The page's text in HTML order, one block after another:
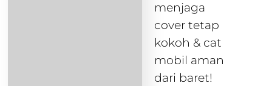
menjaga
cover tetap
kokoh & cat
mobil aman
dari baret!